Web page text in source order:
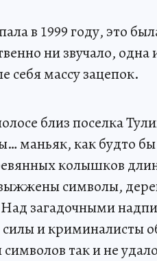
в 1999 году, это
ни звучало, одна
себя массу зацепок.
близ поселка
маньяк, как будто
колышков
символы,
загадочными
и криминалисты
так и не